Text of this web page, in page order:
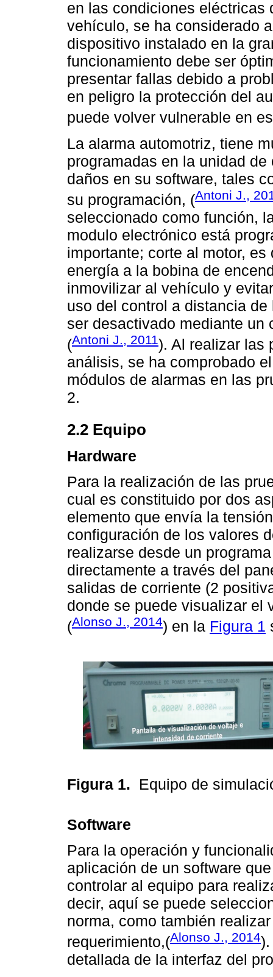
en las condiciones eléctricas
vehículo, se ha considerado
dispositivo instalado en la
funcionamiento debe ser
presentar fallas debido a
en peligro la protección del
puede volver vulnerable en
La alarma automotriz, tiene
programadas en la unidad
daños en su software, tales
su programación, (Antoni J.,
seleccionado como función,
modulo electrónico está
importante; corte al motor,
energía a la bobina de
inmovilizar al vehículo y
uso del control a distancia
ser desactivado mediante un
(Antoni J., 2011). Al realizar las
análisis, se ha comprobado
módulos de alarmas en las
2.
2.2 Equipo
Hardware
Para la realización de las
cual es constituido por dos
elemento que envía la
configuración de los valores
realizarse desde un
directamente a través del
salidas de corriente (2
donde se puede visualizar el
(Alonso J., 2014) en la Figura 1
Figura 1. Equipo de
Software
Para la operación y
aplicación de un software
controlar al equipo para
decir, aquí se puede
norma, como también
requerimiento,(Alonso J., 2014
detallada de la interfaz del